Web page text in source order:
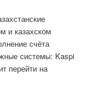
и казахском
счёта
системы: Kaspi
перейти на